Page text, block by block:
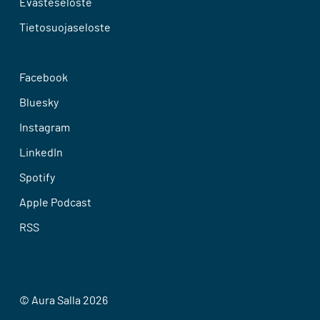
Evästeseloste
Tietosuojaseloste
Facebook
Bluesky
Instagram
LinkedIn
Spotify
Apple Podcast
RSS
© Aura Salla 2026